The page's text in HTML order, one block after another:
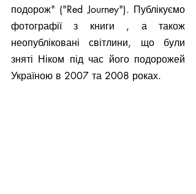
подорож" ("Red Journey"). Публікуємо
фотографії з книги , а також
неопубліковані світлини, що були
зняті Ніком під час його подорожей
Україною в 2007 та 2008 роках.